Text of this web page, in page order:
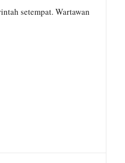
setempat. Wartawan